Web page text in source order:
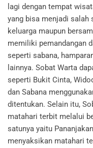
lagi dengan tempat
yang bisa menjadi salah
keluarga maupun
memiliki pemandangan
seperti sabana,
lainnya. Sobat Warta
seperti Bukit Cinta,
dan Sabana
ditentukan. Selain itu,
matahari terbit melalui
satunya yaitu
menyaksikan matahari